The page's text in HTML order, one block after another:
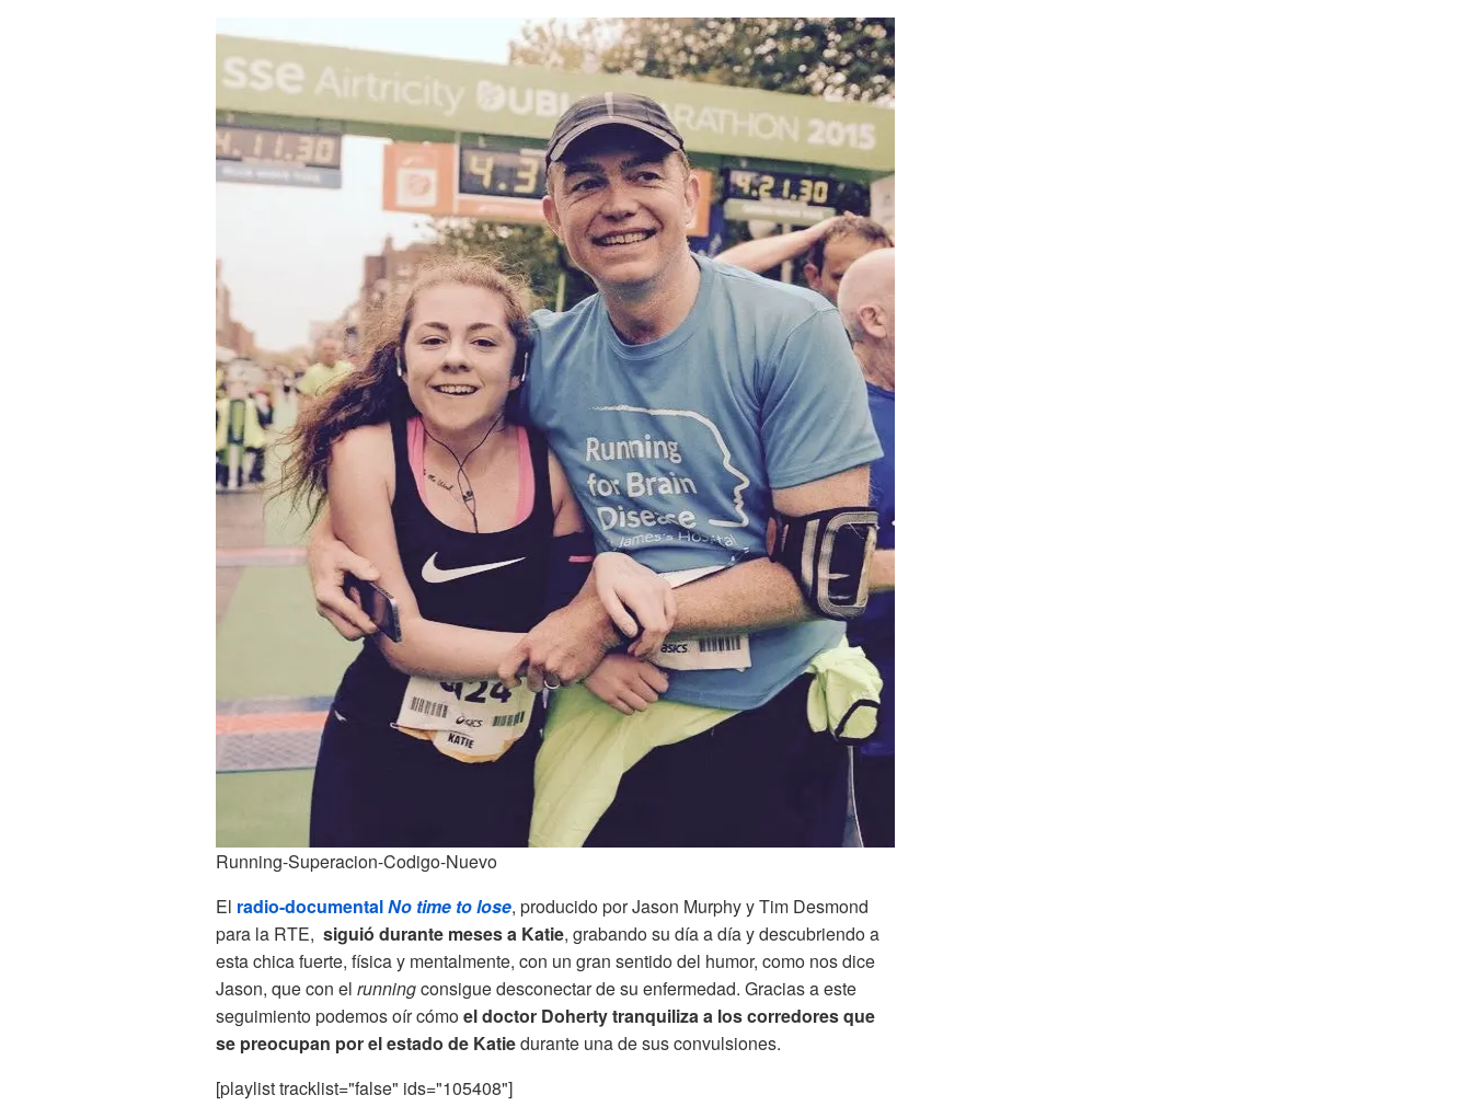
Running-Superacion-Codigo-Nuevo
El radio-documentalNo time to lose, producido por Jason Murphy y Tim Desmond
para la RTE, siguió durante meses a Katie, grabando su día a día y descubriendo a
esta chica fuerte, física y mentalmente, con un gran sentido del humor, como nos dice
Jason, que con el runningconsigue desconectar de su enfermedad. Gracias a este
seguimiento podemos oír cómoel doctor Doherty tranquiliza a los corredores que
se preocupan por el estado de Katiedurante una de sus convulsiones.
[playlist tracklist="false" ids="105408"]